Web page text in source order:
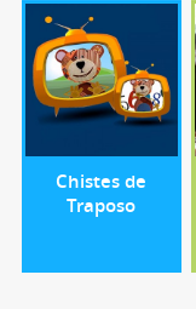
Chistes de
Traposo